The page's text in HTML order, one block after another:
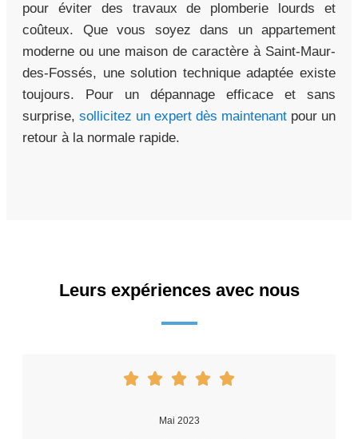
pour éviter des travaux de plomberie lourds et
coûteux. Que vous soyez dans un appartement
moderne ou une maison de caractère à Saint-Maur-
des-Fossés, une solution technique adaptée existe
toujours. Pour un dépannage efficace et sans
surprise, sollicitez un expert dès maintenant pour un
retour à la normale rapide.
Leurs expériences avec nous
Mai 2023